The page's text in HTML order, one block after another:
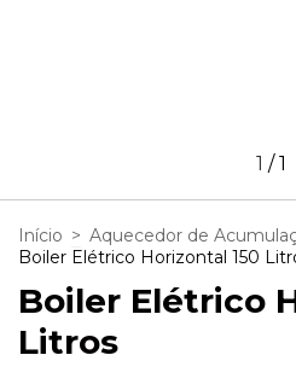
1 /1
Início > Aquecedor de
Boiler Elétrico Horizontal 150
Boiler Elétrico
Litros